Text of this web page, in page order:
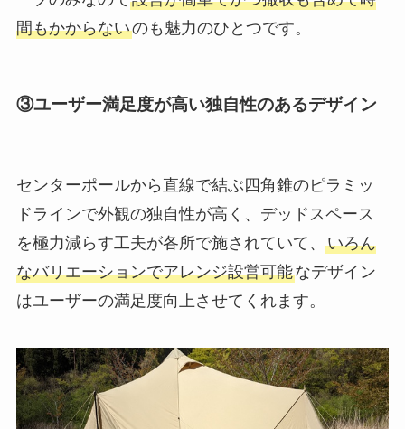
間もかからないのも魅力のひとつです。
③ユーザー満足度が高い独自性のあるデザイン
センターポールから直線で結ぶ四角錐のピラミッ
ドラインで外観の独自性が高く、デッドスペース
を極力減らす工夫が各所で施されていて、 いろん
なバリエーションでアレンジ設営可能なデザイン
はユーザーの満足度向上させてくれます。